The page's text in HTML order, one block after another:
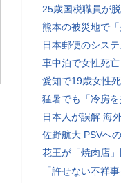
25歳国税職員が
熊本の被災地で
日本郵便のシス
車中泊で女性死
愛知で19歳女性
猛暑でも「冷房
日本人が誤解 海
佐野航大 PSVへ
花王が「焼肉店
「許せない不祥